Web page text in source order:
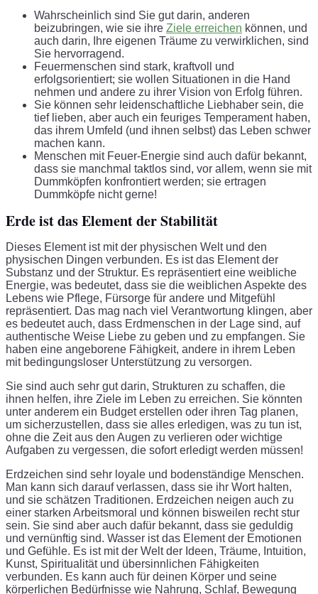
Wahrscheinlich sind Sie gut darin, anderen
beizubringen, wie sie ihre Ziele erreichen können, und
auch darin, Ihre eigenen Träume zu verwirklichen, sind
Sie hervorragend.
Feuermenschen sind stark, kraftvoll und
erfolgsorientiert; sie wollen Situationen in die Hand
nehmen und andere zu ihrer Vision von Erfolg führen.
Sie können sehr leidenschaftliche Liebhaber sein, die
tief lieben, aber auch ein feuriges Temperament haben,
das ihrem Umfeld (und ihnen selbst) das Leben schwer
machen kann.
Menschen mit Feuer-Energie sind auch dafür bekannt,
dass sie manchmal taktlos sind, vor allem, wenn sie mit
Dummköpfen konfrontiert werden; sie ertragen
Dummköpfe nicht gerne!
Erde ist das Element der Stabilität
Dieses Element ist mit der physischen Welt und den
physischen Dingen verbunden. Es ist das Element der
Substanz und der Struktur. Es repräsentiert eine weibliche
Energie, was bedeutet, dass sie die weiblichen Aspekte des
Lebens wie Pflege, Fürsorge für andere und Mitgefühl
repräsentiert. Das mag nach viel Verantwortung klingen, aber
es bedeutet auch, dass Erdmenschen in der Lage sind, auf
authentische Weise Liebe zu geben und zu empfangen. Sie
haben eine angeborene Fähigkeit, andere in ihrem Leben
mit bedingungsloser Unterstützung zu versorgen.
Sie sind auch sehr gut darin, Strukturen zu schaffen, die
ihnen helfen, ihre Ziele im Leben zu erreichen. Sie könnten
unter anderem ein Budget erstellen oder ihren Tag planen,
um sicherzustellen, dass sie alles erledigen, was zu tun ist,
ohne die Zeit aus den Augen zu verlieren oder wichtige
Aufgaben zu vergessen, die sofort erledigt werden müssen!
Erdzeichen sind sehr loyale und bodenständige Menschen.
Man kann sich darauf verlassen, dass sie ihr Wort halten,
und sie schätzen Traditionen. Erdzeichen neigen auch zu
einer starken Arbeitsmoral und können bisweilen recht stur
sein. Sie sind aber auch dafür bekannt, dass sie geduldig
und vernünftig sind. Wasser ist das Element der Emotionen
und Gefühle. Es ist mit der Welt der Ideen, Träume, Intuition,
Kunst, Spiritualität und übersinnlichen Fähigkeiten
verbunden. Es kann auch für deinen Körper und seine
körperlichen Bedürfnisse wie Nahrung, Schlaf, Bewegung